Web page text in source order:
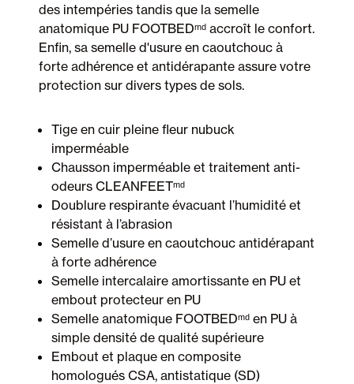
des intempéries tandis que la semelle
anatomique PU FOOTBEDᵐᵈ accroît le confort.
Enfin, sa semelle d'usure en caoutchouc à
forte adhérence et antidérapante assure votre
protection sur divers types de sols.
Tige en cuir pleine fleur nubuck
imperméable
Chausson imperméable et traitement anti-
odeurs CLEANFEETᵐᵈ
Doublure respirante évacuant l’humidité et
résistant à l’abrasion
Semelle d’usure en caoutchouc antidérapant
à forte adhérence
Semelle intercalaire amortissante en PU et
embout protecteur en PU
Semelle anatomique FOOTBEDᵐᵈ en PU à
simple densité de qualité supérieure
Embout et plaque en composite
homologués CSA, antistatique (SD)